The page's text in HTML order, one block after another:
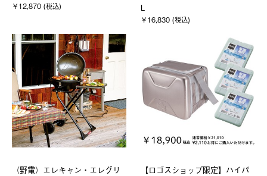
￥12,870 (税込)
L
￥16,830 (税込)
（野電）エレキャン・エレグリ
【ロゴスショップ限定】ハイパ